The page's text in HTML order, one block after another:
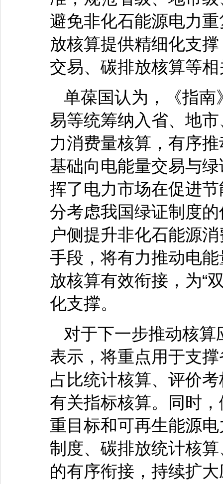
避免非化石能源电力
放核算提供精细化支
交易、碳排放核算等
单葆国认为，《指
易等统筹纳入省、地
力消费量核算，有序
基础向电能量交易与
挥了电力市场在促进
分考虑我国绿证制度
户侧提升非化石能源
手段，将有力推动电
放核算有效衔接，为“
化支撑。
对于下一步推动核
表示，将重点用于支
占比统计核算、评价
有关指标核算。同时
重目标和可再生能源
制度、碳排放统计核
的有序衔接，持续扩